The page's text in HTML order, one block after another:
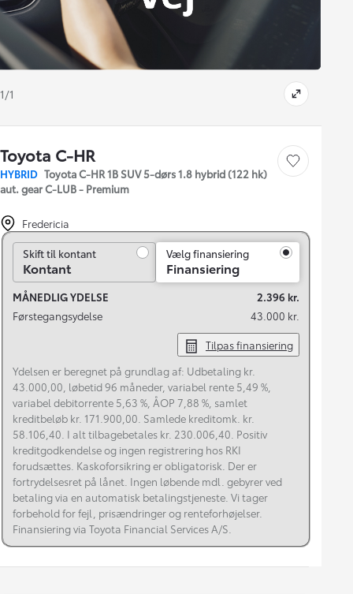
1/1
Toyota C-HR
HYBRID Toyota C-HR 1B SUV 5-dørs 1.8 hybrid (122 hk)
aut. gear C-LUB - Premium
Gem bil
Fredericia
Skift til kontant
Skift til kontant
Kontant
Vælg finansiering
Finansiering
MÅNEDLIG YDELSE
2.396 kr.
Førstegangsydelse
43.000 kr.
Tilpas finansiering
Ydelsen er beregnet på grundlag af: Udbetaling kr.
43.000,00, løbetid 96 måneder, variabel rente 5,49 %,
variabel debitorrente 5,63 %, ÅOP 7,88 %, samlet
kreditbeløb kr. 171.900,00. Samlede kreditomk. kr.
58.106,40. I alt tilbagebetales kr. 230.006,40. Positiv
kreditgodkendelse og ingen registrering hos RKI
forudsættes. Kaskoforsikring er obligatorisk. Der er
fortrydelsesret på lånet. Ingen løbende mdl. gebyrer ved
betaling via en automatisk betalingstjeneste. Vi tager
forbehold for fejl, prisændringer og renteforhøjelser.
Finansiering via Toyota Financial Services A/S.